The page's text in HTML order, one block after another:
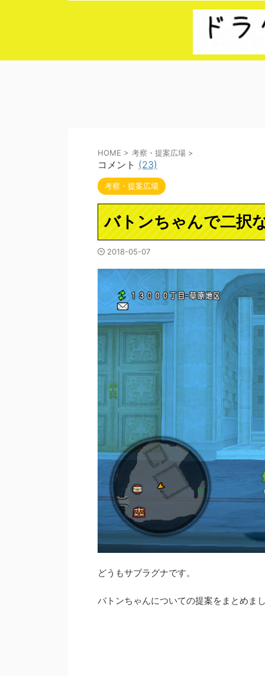
HOME > 考察・提案広場 >
コメント (23)
考察・提案広場
バトンちゃんで二択
2018-05-07
どうもサブラグナです。
バトンちゃんについての提案をまとめま